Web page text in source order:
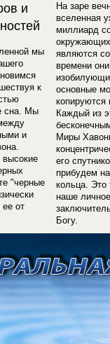
и
мы
к
сна. Мы
и
"черные
от
На заре
вселенная
миллиард
являются
времени
основные
Каждый из
Миры
его
прибудем
кольца. Это
наше
Богу.